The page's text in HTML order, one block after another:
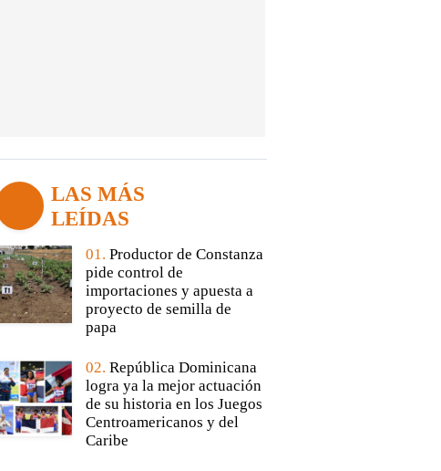
LAS MÁS
LEÍDAS
01. Productor de Constanza
pide control de
importaciones y apuesta a
proyecto de semilla de
papa
02. República Dominicana
logra ya la mejor actuación
de su historia en los Juegos
Centroamericanos y del
Caribe